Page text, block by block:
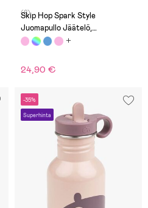
(8)
Skip Hop Spark Style
Juomapullo Jäätelö,
Vaaleanpunainen
24,90 €
-35%
Superhinta